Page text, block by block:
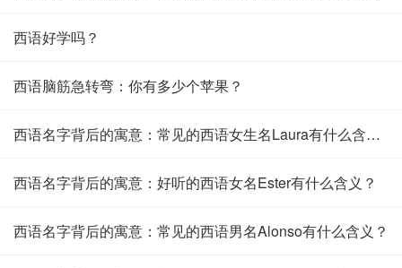
西语好学吗？
西语脑筋急转弯：你有多少个苹果？
西语名字背后的寓意：常见的西语女生名Laura有什么含义？
西语名字背后的寓意：好听的西语女名Ester有什么含义？
西语名字背后的寓意：常见的西语男名Alonso有什么含义？